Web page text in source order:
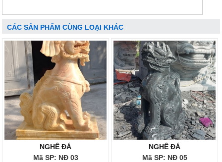
CÁC SẢN PHẨM CÙNG LOẠI KHÁC
NGHÊ ĐÁ
Mã SP: NĐ 03
NGHÊ ĐÁ
Mã SP: NĐ 05